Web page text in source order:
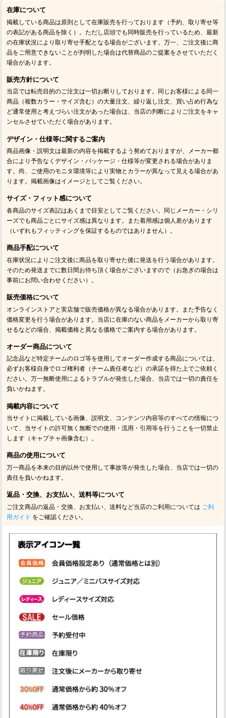
在庫について
掲載している商品は原則として在庫販売を行っております（予約、取り寄せ等
の表記がある商品を除く）。ただし店頭でも同時販売を行っているため、最新
の在庫状況により取り寄せ手配となる場合がございます。万一、ご注文後に商
品をご用意できないことが判明した場合は代替商品のご提案をさせていただく
場合があります。
販売方針について
当店では転売目的のご注文は一切お断りしております。同じお客様による同一
商品（複数カラー・サイズ含む）の大量注文、繰り返し注文、買い占め行為な
ど通常使用と考えづらい注文があった場合は、当店の判断によりご注文をキャ
ンセルさせていただく場合があります。
デザイン・仕様等に関するご案内
商品画像・説明文は最新の内容を掲載するよう努めておりますが、メーカー都
合により予告なくデザイン・パッケージ・仕様等が変更される場合がありま
す。尚、ご使用のモニタ環境等により実物とカラーが異なって見える場合があ
ります。掲載画像はイメージとしてご覧ください。
サイズ・フィット感について
各商品のサイズ表記はあくまで目安としてご覧ください。同じメーカー・シリ
ーズでも商品ごとにサイズ感は異なります。また着用感は個人差があります
（いずれもフィッティングを保証するものではありません）。
商品手配について
在庫状況によりご注文後に商品を取り寄せた後に発送を行う場合があります。
そのため発送までに数日間お待ち頂く場合がございますので（お急ぎの場合は
事前にお問い合わせください）。
販売価格について
オンラインストアと実店舗で販売価格が異なる場合があります。また予告なく
価格変更を行う場合があります。当店に在庫のない商品をメーカーから取り寄
せるなどの場合、掲載価格と異なる価格でご案内する場合があります。
オーダー商品について
記念品など特定チームのロゴ等を使用してオーダー作成する商品については、
必ずお客様自身でロゴ権利者（チーム責任者など）の承諾を得た上でご依頼く
ださい。万一無断使用によるトラブルが発生した場合、当店では一切の責任を
負いかねます。
掲載内容について
当サイトに掲載している画像、説明文、コンテンツ内容等のすべての情報につ
いて、当サイトの許可無く無断での使用・流用・引用等を行うことを一切禁止
します（キャプチャ画像含む）。
商品の使用について
万一商品を本来の目的以外で使用して事故等が発生した場合、当店では一切の
責任を負いかねます。
返品・交換、お支払い、送料等について
ご注文商品の返品・交換、お支払い、送料など当店のご利用については ご利
用ガイド をご確認ください。